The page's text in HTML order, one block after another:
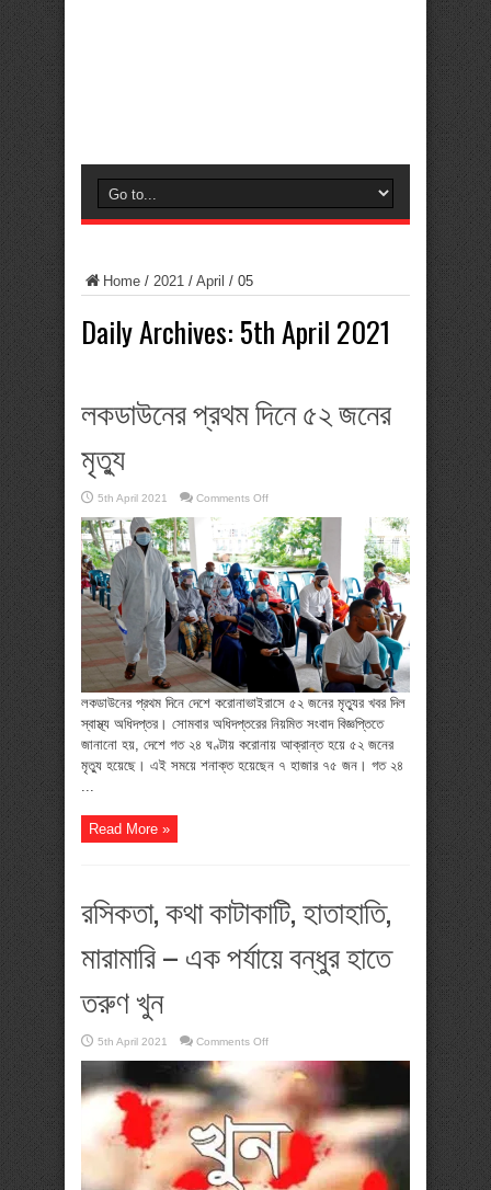
Home / 2021 / April / 05
Daily Archives: 5th April 2021
লকডাউনের প্রথম দিনে ৫২ জনের
মৃত্যু
5th April 2021 Comments Offon
প্রথম
দিনে
৫২
জনের
মৃত্যু
লকডাউনের প্রথম দিনে দেশে করোনাভাইরাসে ৫২ জনের মৃত্যুর খবর দিল
স্বাস্থ্য অধিদপ্তর। সোমবার অধিদপ্তরের নিয়মিত সংবাদ বিজ্ঞপ্তিতে
জানানো হয়, দেশে গত ২৪ ঘণ্টায় করোনায় আক্রান্ত হয়ে ৫২ জনের
মৃত্যু হয়েছে। এই সময়ে শনাক্ত হয়েছেন ৭ হাজার ৭৫ জন। গত ২৪
...
Read More »
রসিকতা, কথা কাটাকাটি, হাতাহাতি,
মারামারি – এক পর্যায়ে বন্ধুর হাতে
তরুণ খুন
5th April 2021 Comments Offon
কথা
কাটাকাটি,
হাতাহাতি,
মারামারি
এক
পর্যায়ে
বন্ধুর
হাতে
তরুণ